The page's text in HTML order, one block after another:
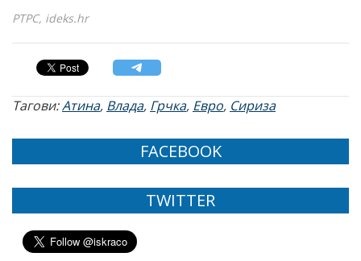
РТРС, ideks.hr
Тагови:Атина, Влада, Грчка, Евро, Сириза
FACEBOOK
TWITTER